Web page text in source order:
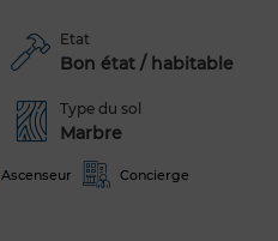
Etat
Bon état / habitable
Type du sol
Marbre
Ascenseur Concierge